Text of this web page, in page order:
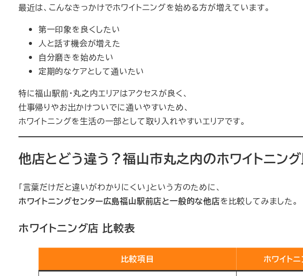
最近は、こんなきっかけでホワイトニングを始める方が増えています。
第一印象を良くしたい
人と話す機会が増えた
自分磨きを始めたい
定期的なケアとして通いたい
特に福山駅前・丸之内エリアはアクセスが良く、
仕事帰りやお出かけついでに通いやすいため、
ホワイトニングを生活の一部として取り入れやすいエリアです。
他店とどう違う？福山市丸之内のホワイトニン
「言葉だけだと違いがわかりにくい」という方のために、
ホワイトニングセンター広島福山駅前店と一般的な他店を比較してみました。
ホワイトニング店 比較表
比較項目 ホワイト